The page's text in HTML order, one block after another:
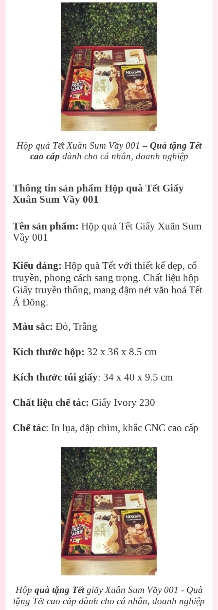
Hộp quà Tết Xuân Sum Vầy 001 – Quà tặng Tết
cao cấp dành cho cá nhân, doanh nghiệp
Thông tin sản phẩm Hộp quà Tết Giấy
Xuân Sum Vầy 001
Tên sản phẩm: Hộp quà Tết Giấy Xuân Sum
Vầy 001
Kiểu dáng: Hộp quà Tết với thiết kế đẹp, cổ
truyền, phong cách sang trọng. Chất liệu hộp
Giấy truyền thống, mang đậm nét văn hoá Tết
Á Đông.
Màu sắc: Đỏ, Trắng
Kích thước hộp: 32 x 36 x 8.5 cm
Kích thước túi giấy: 34 x 40 x 9.5 cm
Chất liệu chế tác: Giấy Ivory 230
Chế tác: In lụa, dập chìm, khắc CNC cao cấp
Hộp quà tặng Tếtgiấy Xuân Sum Vầy 001 - Quà
tặng Tết cao cấp dành cho cá nhân, doanh nghiệp